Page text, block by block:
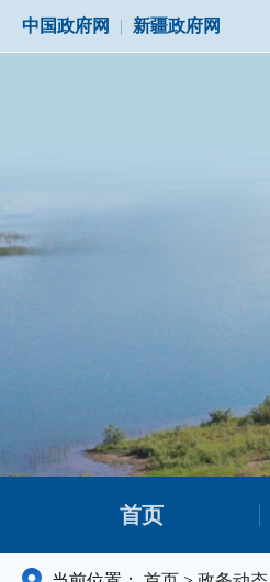
中国政府网 | 新疆政府网
首页